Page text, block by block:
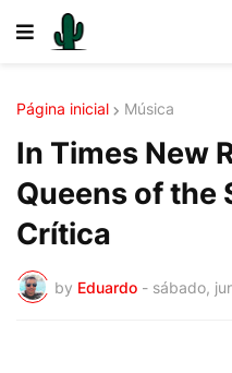
Página inicial Música
In Times New
Queens of the
Crítica
by Eduardo - sábado,